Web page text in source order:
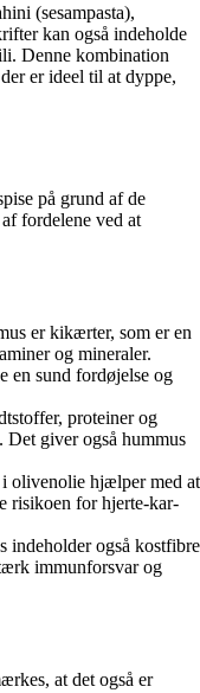
(sesampasta),
kan også indeholde
Denne kombination
er ideel til at dyppe,
på grund af de
fordelene ved at
er kikærter, som er en
og mineraler.
en sund fordøjelse og
proteiner og
Det giver også hummus
olivenolie hjælper med at
risikoen for hjerte-kar-
indeholder også kostfibre
immunforsvar og
at det også er